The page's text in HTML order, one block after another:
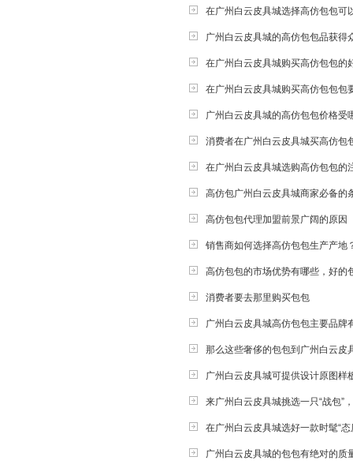
在广州白云皮具城选择高仿包包可
广州白云皮具城的高仿包包品获得
在广州白云皮具城购买高仿包包的
在广州白云皮具城购买高仿包包包
广州白云皮具城的高仿包包价格受
消费者在广州白云皮具城买高仿包
在广州白云皮具城选购高仿包包的
高仿包广州白云皮具城商家必备的
高仿包包代理加盟前景广阔的原因
销售商如何选择高仿包包生产产地
高仿包包的市场优势有哪些，好的
消费者要去那里购买包包
广州白云皮具城高仿包包主要品牌
那么这些奢侈的包包到广州白云皮
广州白云皮具城可提供设计原图样
来广州白云皮具城挑选一只“战包”
在广州白云皮具城选好一款时髦“态
广州白云皮具城的包包有绝对的质